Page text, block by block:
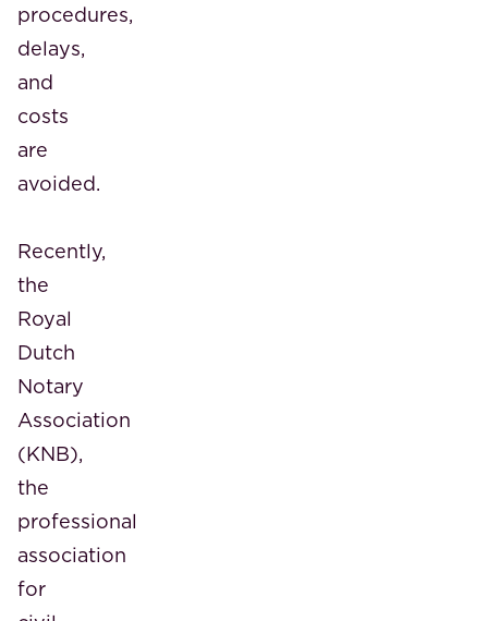
procedures,
delays,
and
costs
are
avoided.
Recently,
the
Royal
Dutch
Notary
Association
(KNB),
the
professional
association
for